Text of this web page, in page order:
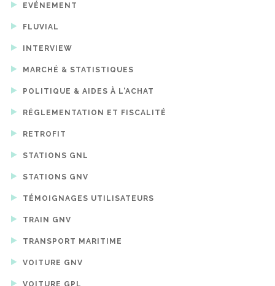
EVÉNEMENT
FLUVIAL
INTERVIEW
MARCHÉ & STATISTIQUES
POLITIQUE & AIDES À L'ACHAT
RÉGLEMENTATION ET FISCALITÉ
RETROFIT
STATIONS GNL
STATIONS GNV
TÉMOIGNAGES UTILISATEURS
TRAIN GNV
TRANSPORT MARITIME
VOITURE GNV
VOITURE GPL